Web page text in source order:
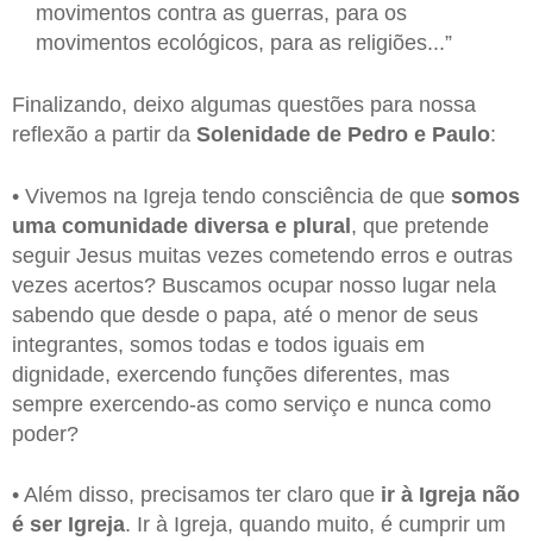
movimentos contra as guerras, para os
movimentos ecológicos, para as religiões...”
Finalizando, deixo algumas questões para nossa
reflexão a partir da Solenidade de Pedro e Paulo:
• Vivemos na Igreja tendo consciência de que somos
uma comunidade diversa e plural, que pretende
seguir Jesus muitas vezes cometendo erros e outras
vezes acertos? Buscamos ocupar nosso lugar nela
sabendo que desde o papa, até o menor de seus
integrantes, somos todas e todos iguais em
dignidade, exercendo funções diferentes, mas
sempre exercendo-as como serviço e nunca como
poder?
• Além disso, precisamos ter claro que ir à Igreja não
é ser Igreja. Ir à Igreja, quando muito, é cumprir um